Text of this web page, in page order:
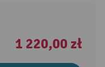
1 220,00 zł